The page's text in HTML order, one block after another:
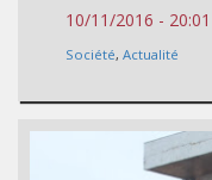
10/11/2016 - 20:01
Société, Actualité